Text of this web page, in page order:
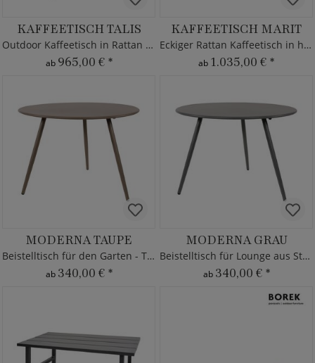
KAFFEETISCH TALIS
Outdoor Kaffeetisch in Rattan Optik
ab 965,00 € *
KAFFEETISCH MARIT
Eckiger Rattan Kaffeetisch in hellbraun
ab 1.035,00 € *
MODERNA TAUPE
Beistelltisch für den Garten - Taupe
ab 340,00 € *
MODERNA GRAU
Beistelltisch für Lounge aus Stahl
ab 340,00 € *